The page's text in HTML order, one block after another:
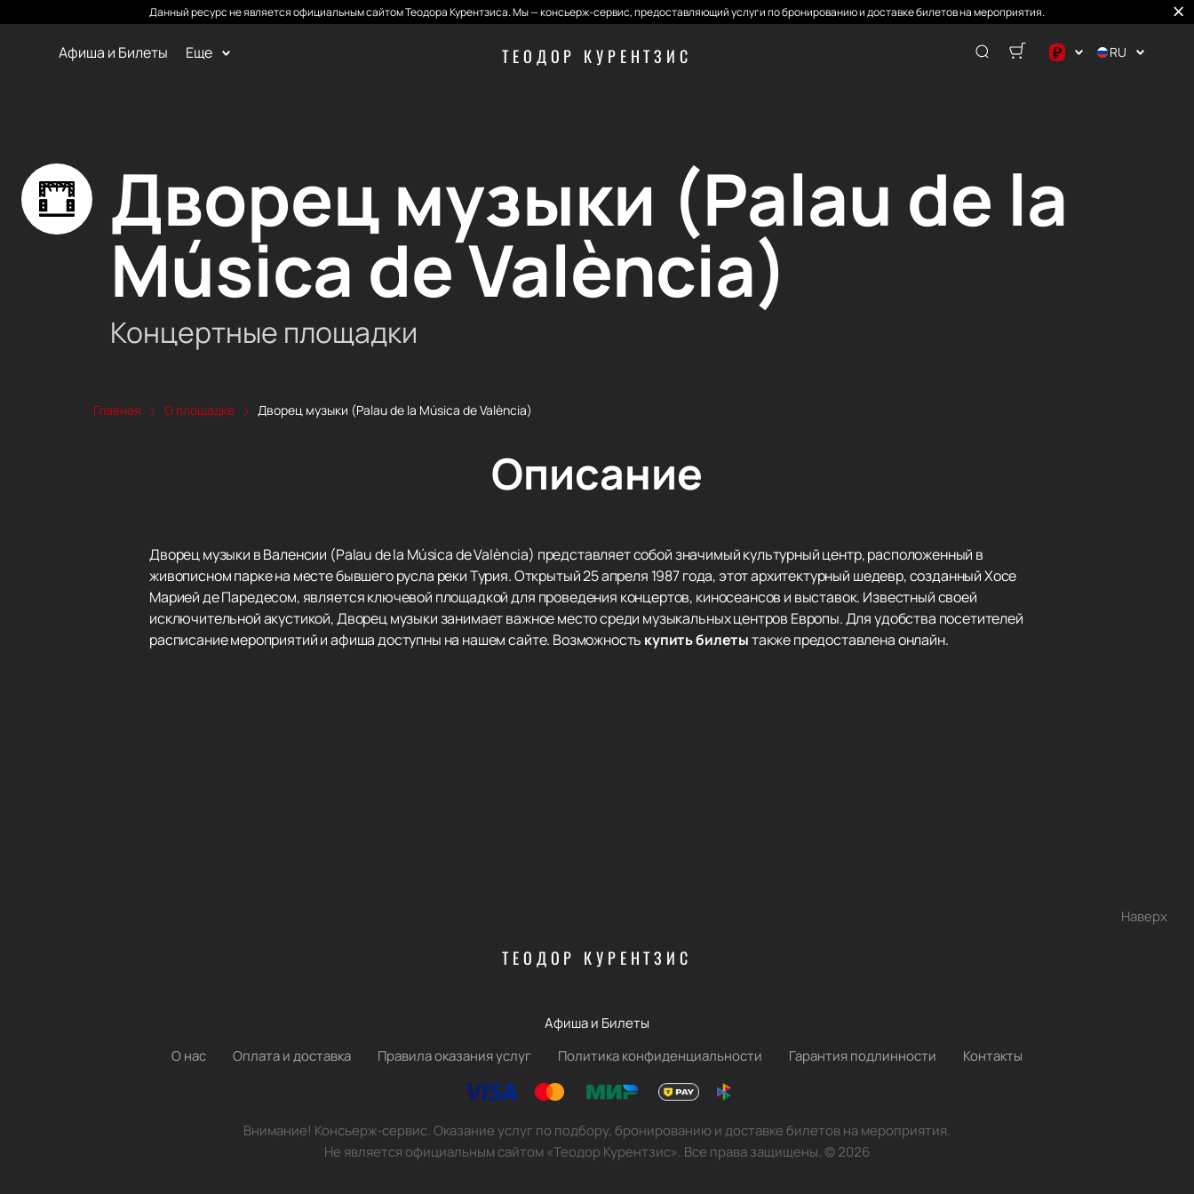
Данный ресурс не является официальным сайтом Теодора Курентзиса. Мы — консьерж-сервис, предоставляющий услуги по бронированию и доставке билетов на мероприятия.
ТЕОДОР КУРЕНТЗИС
Афиша и Билеты Еще ₽ RU
Дворец музыки (Palau de la
Música de València)
Концертные площадки
Главная О площадке Дворец музыки (Palau de la Música de València)
Описание
Дворец музыки в Валенсии (Palau de la Música de València) представляет собой значимый культурный центр, расположенный в
живописном парке на месте бывшего русла реки Турия. Открытый 25 апреля 1987 года, этот архитектурный шедевр, созданный Хосе
Марией де Паредесом, является ключевой площадкой для проведения концертов, киносеансов и выставок. Известный своей
исключительной акустикой, Дворец музыки занимает важное место среди музыкальных центров Европы. Для удобства посетителей
расписание мероприятий и афиша доступны на нашем сайте. Возможность купить билетытакже предоставлена онлайн.
Наверх
ТЕОДОР КУРЕНТЗИС
Афиша и Билеты
О нас
Оплата и доставка Правила оказания услуг Политика конфиденциальности Гарантия подлинности Контакты
Внимание! Консьерж-сервис. Оказание услуг по подбору, бронированию и доставке билетов на мероприятия.
Не является официальным сайтом «Теодор Курентзис». Все права защищены.©2026